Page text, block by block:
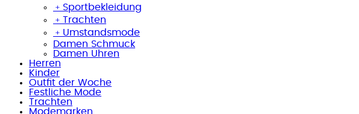
﹢ Sportbekleidung
﹢ Trachten
﹢ Umstandsmode
Damen Schmuck
Damen Uhren
Herren
Kinder
Outfit der Woche
Festliche Mode
Trachten
Modemarken